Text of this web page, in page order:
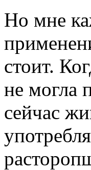
Но мне
стоит.
не могла
сейчас